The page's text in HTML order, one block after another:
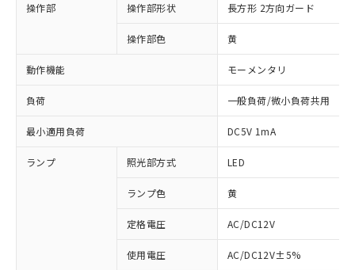
操作部 操作部形状 長方形 2方向ガード
操作部色 黄
動作機能 モーメンタリ
負荷 一般負荷/微小負荷共用
最小適用負荷 DC5V 1mA
ランプ 照光部方式 LED
ランプ色 黄
定格電圧 AC/DC12V
使用電圧 AC/DC12V±5%